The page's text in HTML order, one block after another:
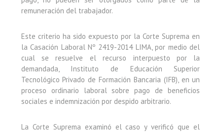
remuneración del trabajador.
Este criterio ha sido expuesto por la Corte Suprema en
la Casación Laboral Nº 2419-2014 LIMA, por medio del
cual se resuelve el recurso interpuesto por la
demandada, Instituto de Educación Superior
Tecnológico Privado de Formación Bancaria (IFB), en un
proceso ordinario laboral sobre pago de beneficios
sociales e indemnización por despido arbitrario.
La Corte Suprema examinó el caso y verificó que el